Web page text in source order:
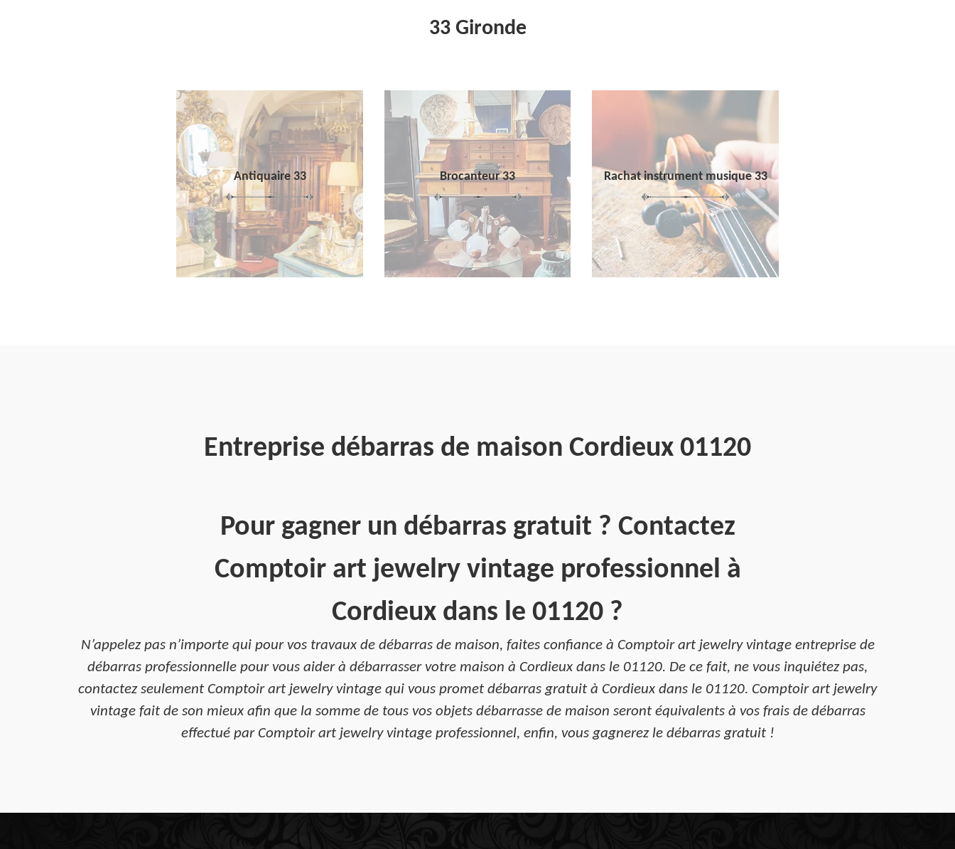
33 Gironde
Antiquaire 33 Brocanteur 33 Rachat instrument musique 33
Entreprise débarras de maison Cordieux 01120
Pour gagner un débarras gratuit ? Contactez
Comptoir art jewelry vintage professionnel à
Cordieux dans le 01120 ?
N’appelez pas n’importe qui pour vos travaux de débarras de maison, faites confiance à Comptoir art jewelry vintage entreprise de
débarras professionnelle pour vous aider à débarrasser votre maison à Cordieux dans le 01120. De ce fait, ne vous inquiétez pas,
contactez seulement Comptoir art jewelry vintage qui vous promet débarras gratuit à Cordieux dans le 01120. Comptoir art jewelry
vintage fait de son mieux afin que la somme de tous vos objets débarrasse de maison seront équivalents à vos frais de débarras
effectué par Comptoir art jewelry vintage professionnel, enfin, vous gagnerez le débarras gratuit !